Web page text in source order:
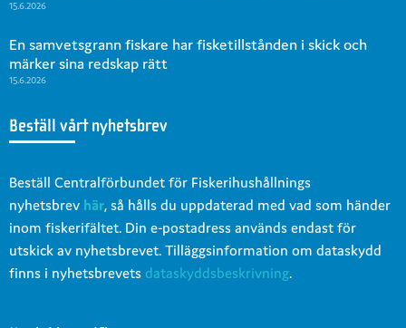
15.6.2026
En samvetsgrann fiskare har fisketillstånden i skick och
märker sina redskap rätt
15.6.2026
Beställ vårt nyhetsbrev
Beställ Centralförbundet för Fiskerihushållnings
nyhetsbrev här, så hålls du uppdaterad med vad som händer
inom fiskerifältet. Din e-postadress används endast för
utskick av nyhetsbrevet. Tilläggsinformation om dataskydd
finns i nyhetsbrevets dataskyddsbeskrivning.